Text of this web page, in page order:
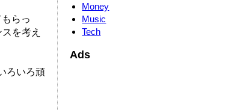
らっ
を考え
ろいろ頑
Money
Music
Tech
Ads